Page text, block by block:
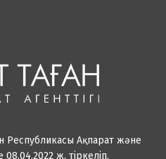
Республикасы Ақпарат және
08.04.2022 ж. тіркеліп,